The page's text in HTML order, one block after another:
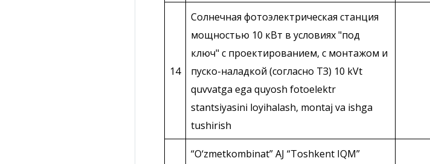
14
Солнечная фотоэлектрическая станция
мощностью 10 кВт в условиях "под
ключ" с проектированием, с монтажом и
пуско-наладкой (согласно ТЗ) 10 kVt
quvvatga ega quyosh fotoelektr
stantsiyasini loyihalash, montaj va ishga
tushirish
“O‘zmetkombinat” AJ “Toshkent IQM”